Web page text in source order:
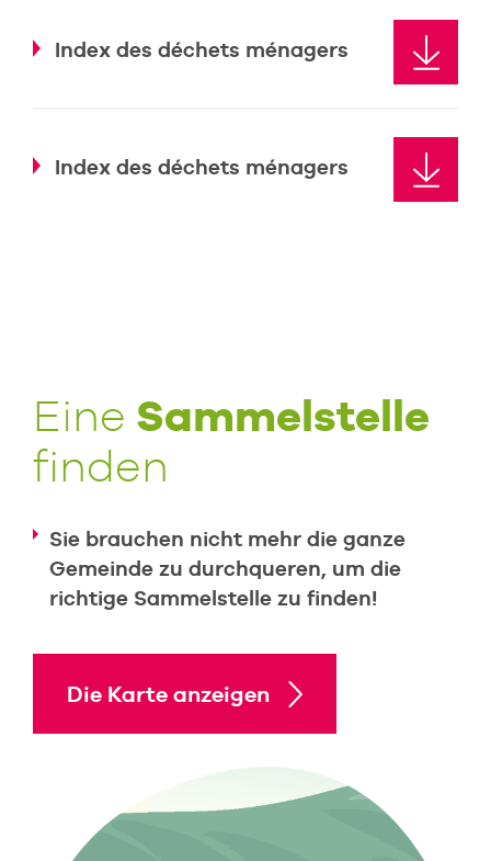
Index des déchets ménagers
Index des déchets ménagers
Eine Sammelstelle
finden
Sie brauchen nicht mehr die ganze
Gemeinde zu durchqueren, um die
richtige Sammelstelle zu finden!
Die Karte anzeigen